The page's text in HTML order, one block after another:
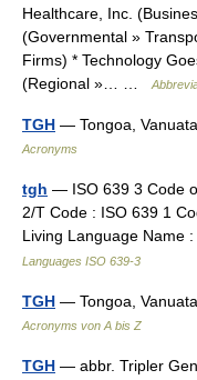
Healthcare, Inc.
(Governmental »
Firms) * Technology
(Regional »… …
TGH — Tongoa,
Acronyms
tgh — ISO 639 3 Code
2/T Code : ISO 639 1
Living Language Name
Languages ISO 639-3
TGH — Tongoa,
Acronyms von A bis Z
TGH — abbr. Tripler